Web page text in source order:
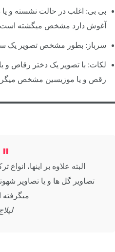
بی بی: اغلب در حالت نشسته و یا
آغوش دارد مشخص میگشته
سرباز: بطور مشخص تصویر یک
لکات: با تصویر یک دختر رقاص
رقص و یا موزیسین مشخص
البته علاوه بر اینها،
تصاویر گل ها و یا تصاویر
لیلاج